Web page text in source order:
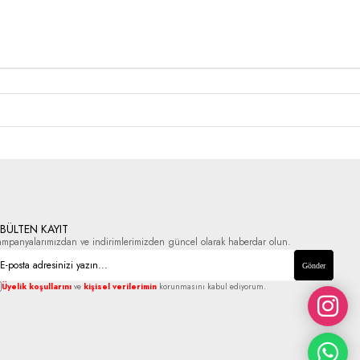
KAYIT
ve indirimlerimizden güncel olarak haberdar olun.
Gönder
Üyelik koşullarını ve kişisel verilerimin korunmasını kabul ediyorum.